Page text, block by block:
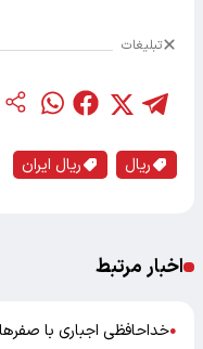
تبلیغات
ریال ریال ایران
اخبار مرتبط
●خداحافظی اجباری با